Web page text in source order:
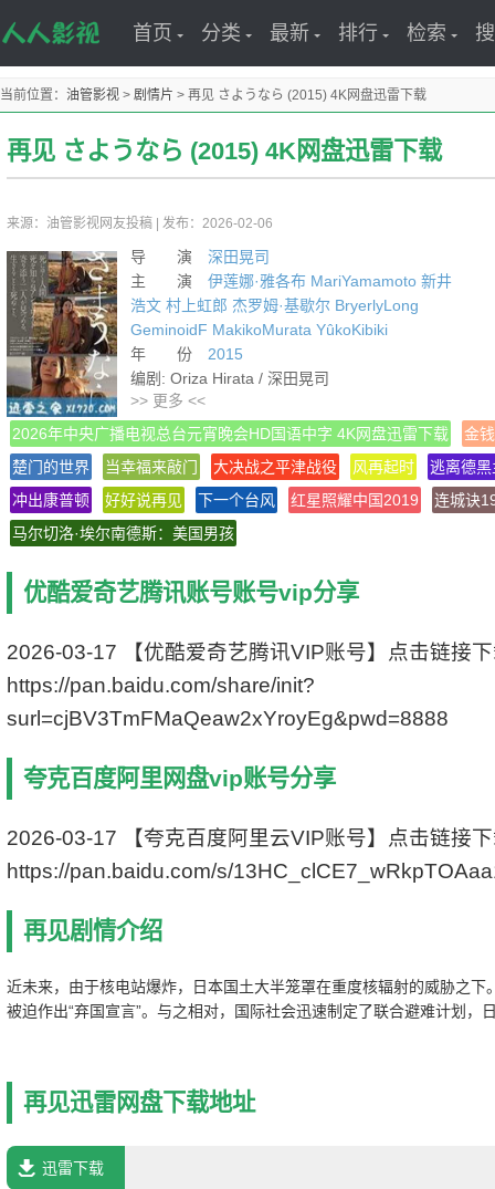
首页 分类 最新 排行 检索
当前位置： 油管影视 > 剧情片 > 再见 さようなら (2015) 4K网盘迅雷下载
再见 さようなら (2015) 4K网盘迅雷下载
来源：油管影视网友投稿 发布：2026-02-06
导 演 深田晃司
主 演 伊莲娜·雅各布 MariYamamoto 新井
浩文 村上虹郎 杰罗姆·基歇尔 BryerlyLong
GeminoidF MakikoMurata YûkoKibiki
年 份 2015
编剧: Oriza Hirata / 深田晃司
类型: 剧情
制片国家/地区: 日本
语言: 日语
上映日期: 2015-11-21(日本)
片长: 112分钟
IMDb链接: tt2720892
>> 更多 <<
2026年中央广播电视总台元宵晚会HD国语中字 4K网盘迅雷下载
金
楚门的世界
当幸福来敲门 大决战之平津战役 风再起时
逃离德黑
冲出康普顿
好好说再见 下一个台风 红星照耀中国2019
连城诀
马尔切洛·埃尔南德斯：美国男孩
优酷爱奇艺腾讯账号账号vip分享
2026-03-17 【优酷爱奇艺腾讯VIP账号】点击链接
https://pan.baidu.com/share/init?
surl=cjBV3TmFMaQeaw2xYroyEg&pwd=8888
夸克百度阿里网盘vip账号分享
2026-03-17 【夸克百度阿里云VIP账号】点击链接
https://pan.baidu.com/s/
再见剧情介绍
近未来，由于核电站爆炸，日本国土大半笼罩在重度核辐射的威胁之下
被迫作出“弃国宣言”。与之相对，国际社会迅速制定了联合避难计划，
友也迎来了说再见的时刻……
再见迅雷网盘下载地址
迅雷下载